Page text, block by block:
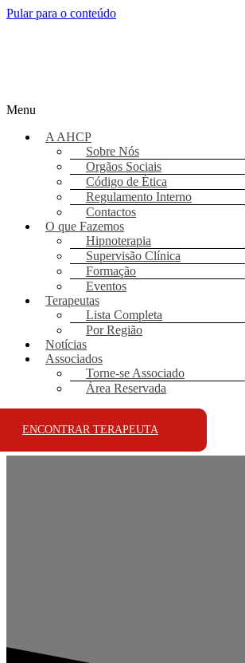
Pular para o conteúdo
Menu
A AHCP
Sobre Nós
Orgãos Sociais
Código de Ética
Regulamento Interno
Contactos
O que Fazemos
Hipnoterapia
Supervisão Clínica
Formação
Eventos
Terapeutas
Lista Completa
Por Região
Notícias
Associados
Torne-se Associado
Área Reservada
ENCONTRAR TERAPEUTA